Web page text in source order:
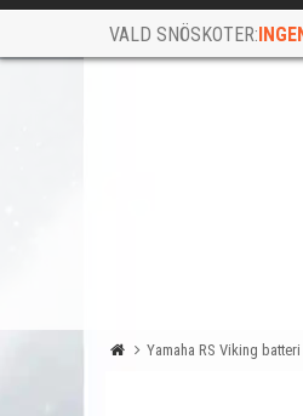
VALD SNÖSKOTER:
Yamaha RS Viking batteri